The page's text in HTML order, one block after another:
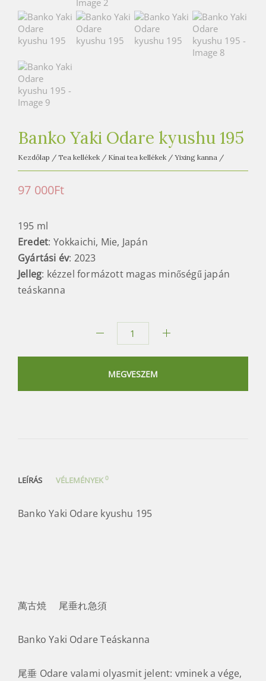
t
e
a
h
á
z
Banko Yaki Odare kyushu 195
Kezdőlap / Tea kellékek / Kínai tea kellékek / Yixing kanna /
97 000Ft
195 ml
Eredet: Yokkaichi, Mie, Japán
Gyártási év: 2023
Jelleg: kézzel formázott magas minőségű japán
teáskanna
MEGVESZEM
LEÍRÁS VÉLEMÉNYEK0
Banko Yaki Odare kyushu 195
萬古焼 尾垂れ急須
Banko Yaki Odare Teáskanna
尾垂 Odare valami olyasmit jelent: vminek a vége,